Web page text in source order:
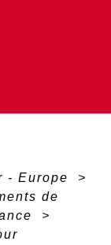
- Europe
>
de
>